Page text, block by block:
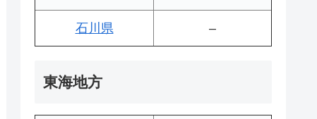
石川県 –
東海地方